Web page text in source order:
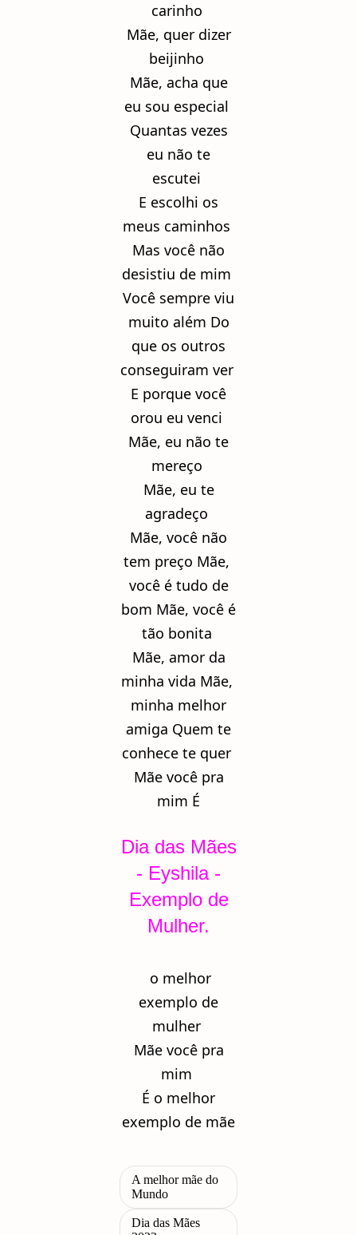
carinho
Mãe, quer dizer
beijinho
Mãe, acha que
eu sou especial
Quantas vezes
eu não te
escutei
E escolhi os
meus caminhos
Mas você não
desistiu de mim
Você sempre viu
muito além Do
que os outros
conseguiram ver
E porque você
orou eu venci
Mãe, eu não te
mereço
Mãe, eu te
agradeço
Mãe, você não
tem preço Mãe,
você é tudo de
bom Mãe, você é
tão bonita
Mãe, amor da
minha vida Mãe,
minha melhor
amiga Quem te
conhece te quer
Mãe você pra
mim É
Dia das Mães
- Eyshila -
Exemplo de
Mulher.
o melhor
exemplo de
mulher
Mãe você pra
mim
É o melhor
exemplo de mãe